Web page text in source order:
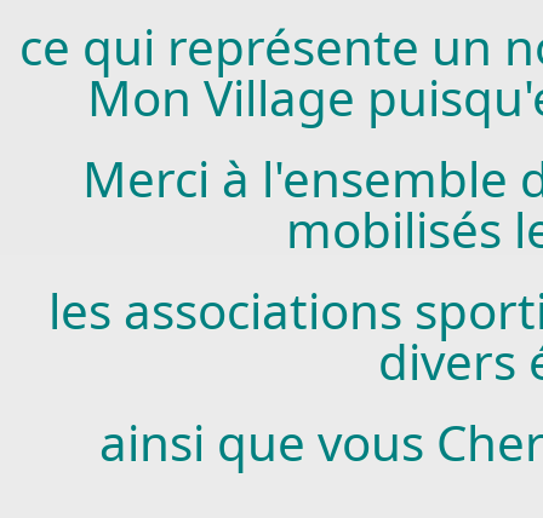
ce qui représente un
Mon Village
Merci à l'ensemble
mobilisés
les associations
divers
ainsi que vous